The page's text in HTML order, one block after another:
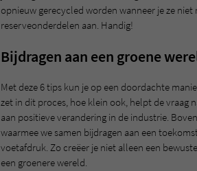
opnieuw gerecycled worden wanneer je ze
reserveonderdelen aan. Handig!
Bijdragen aan een groene
Met deze 6 tips kun je op een doordachte
zet in dit proces, hoe klein ook, helpt de
aan positieve verandering in de industrie.
waarmee we samen bijdragen aan een
voetafdruk. Zo creëer je niet alleen een
een groenere wereld.